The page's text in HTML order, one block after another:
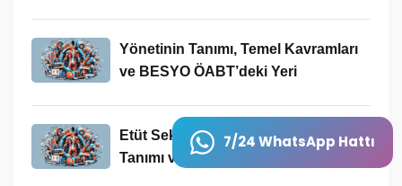
7/24 WhatsApp Hattı
Yönetinin Tanımı, Temel Kavramları
ve BESYO ÖABT’deki Yeri
Etüt Sekmesinden Konusunun
Tanımı ve BESYO-ÖABT’deki Önemi